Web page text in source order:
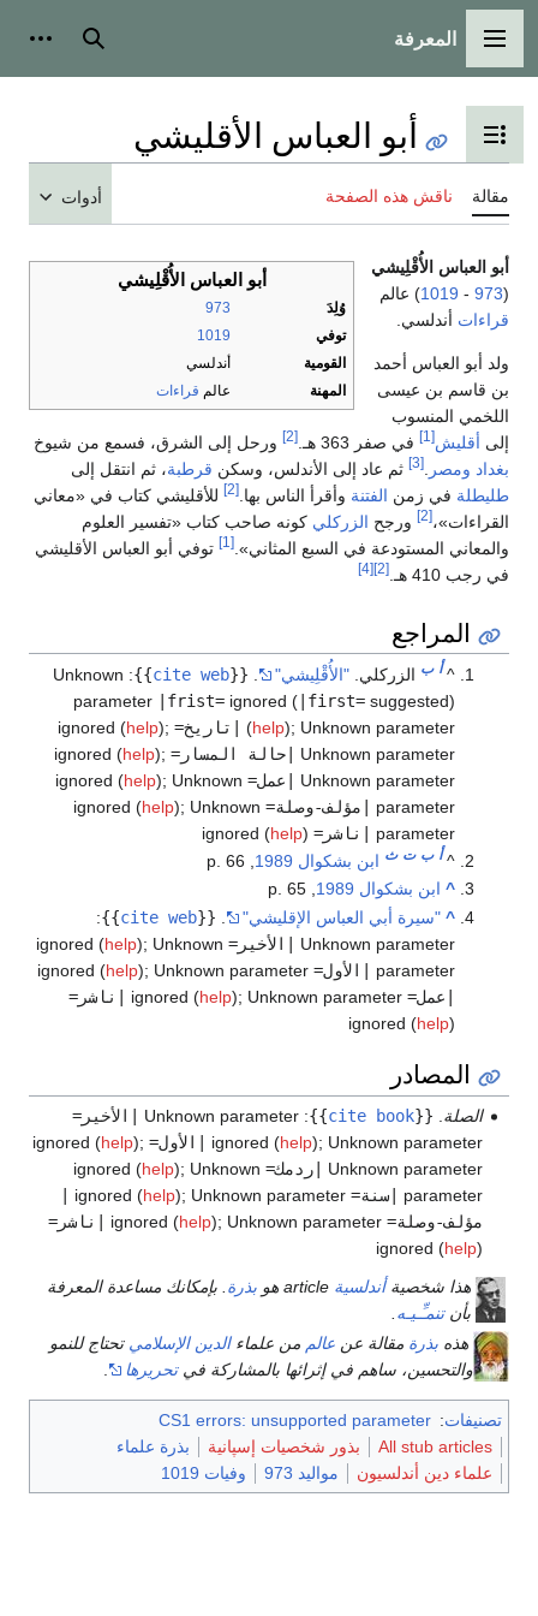
القائمة الرئيسية
المعرفة بحث
تبديل عرض جدول المحتويات
أبو العباس الأقليشي
مقالة ناقش هذه الصفحة أدوات
أبو العباس الأُقْلِيشي
وُلِدَ
973
توفي
1019
القومية
أندلسي
المهنة
عالم قراءات
أبو العباس الأُقْلِيشي
(
973
-
1019) عالم
قراءات أندلسي.
ولد أبو العباس أحمد
بن قاسم بن عيسى
اللخمي المنسوب
إلى أقليش[1] في صفر 363 هـ. [2]
ورحل إلى الشرق، فسمع من شيوخ
بغداد ومصر [3] ثم عاد إلى الأندلس، وسكن قرطبة، ثم انتقل إلى
طليطلة في زمن الفتنة وأقرأ الناس بها. [2]
للأقليشي كتاب في «معاني
القراءات»،[2] ورجح الزركلي كونه صاحب كتاب «تفسير العلوم
والمعاني المستودعة في السبع المثاني». [1]
توفي أبو العباس الأقليشي
في رجب 410 هـ.
[2]
[4]
المراجع
^أ ب الزركلي. "الأُقْلِيشي" {{
cite web
}}
:
Unknown
parameter
|frist= ignored ( |first= suggested)
(help); Unknown parameter |تاريخ=ignored (
help);
Unknown parameter
|حالة المسار=ignored (
help);
Unknown parameter
|عمل=ignored (
help); Unknown
parameter
|مؤلف-وصلة=ignored (
help); Unknown
parameter
|ناشر=ignored (
help)
^أ ب ت ث ابن بشكوال 1989
^ ابن بشكوال 1989
, p. 65
^ "سيرة أبي العباس الإقليشي" {{
cite web
}}
:
Unknown parameter
|الأخير=ignored (
help); Unknown
parameter
|الأول=ignored (
help); Unknown parameter
|عمل=ignored (
help); Unknown parameter
|ناشر=
ignored (help)
المصادر
الصلة {{
cite book
}}
:
Unknown parameter
|الأخير=
ignored (help); Unknown parameter |الأول= help);
Unknown parameter
|ردمك= help); Unknown
parameter
|سنة= ignored (
help); Unknown parameter
مؤلف-وصلة= ignored (
help); Unknown parameter
|ناشر=
ignored (help)
هذا شخصيةأندلسية بذرة . بإمكانك مساعدة المعرفة
بأنتنمـِّـيـه
هذه بذرة مقالة عن عالم من علماءالدين الإسلامي تحتاج للنمو
والتحسين، ساهم في إثرائها بالمشاركة فيتحريرها
تصنيفات:
CS1 errors: unsupported parameter
All stub articles
بذور شخصيات إسپانية
بذرة علماء
علماء دين أندلسيون
مواليد 973 وفيات 1019